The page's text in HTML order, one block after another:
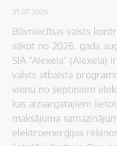
31.07.2026.
Būvniecības valsts
sākot no 2026. gada
SIA “Alexela”
valsts atbalsta
vienu no septiņiem
kas aizsargātajiem
maksājuma
elektroenerģijas